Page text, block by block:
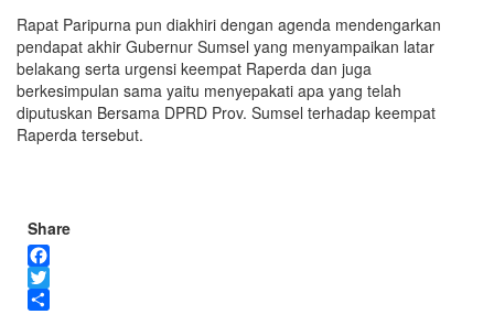
Rapat Paripurna pun diakhiri dengan agenda mendengarkan
pendapat akhir Gubernur Sumsel yang menyampaikan latar
belakang serta urgensi keempat Raperda dan juga
berkesimpulan sama yaitu menyepakati apa yang telah
diputuskan Bersama DPRD Prov. Sumsel terhadap keempat
Raperda tersebut.
Share
Facebook
Twitter